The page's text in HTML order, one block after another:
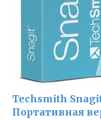
Techsmith
Портативная